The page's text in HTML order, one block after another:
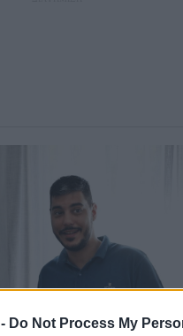
Do Not Process My